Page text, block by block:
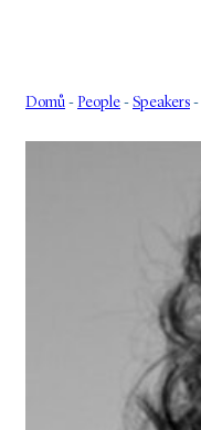
Domů - People - Speakers -